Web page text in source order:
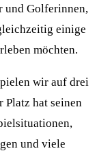
und Golferinnen,
einige
möchten.
wir auf drei
Platz hat seinen
und viele